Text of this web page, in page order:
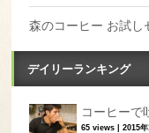
森のコーヒー お試し
デイリーランキング
コーヒーで
65 views |2015